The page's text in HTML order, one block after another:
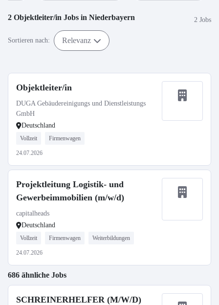
2 Objektleiter/in Jobs in Niederbayern 2 Jobs
Sortieren nach: Relevanz
Objektleiter/in
DUGA Gebäudereinigungs und Dienstleistungs
GmbH
Deutschland
Vollzeit Firmenwagen
24.07.2026
Projektleitung Logistik- und
Gewerbeimmobilien (m/w/d)
capitalheads
Deutschland
Vollzeit Firmenwagen Weiterbildungen
24.07.2026
686 ähnliche Jobs
SCHREINERHELFER (M/W/D)